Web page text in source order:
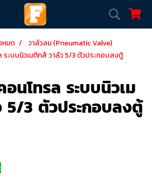
หมด
วาล์วลม (Pneumatic Valve)
ะบบนิวเมติกส์ วาล์ว 5/3 ตัวประกอบลงตู้
นโทรล ระบบนิวเม
5/3 ตัวประกอบลงตู้